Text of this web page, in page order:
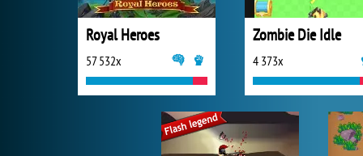
Royal Heroes
57 532x
Zombie Die Idle
4 373x